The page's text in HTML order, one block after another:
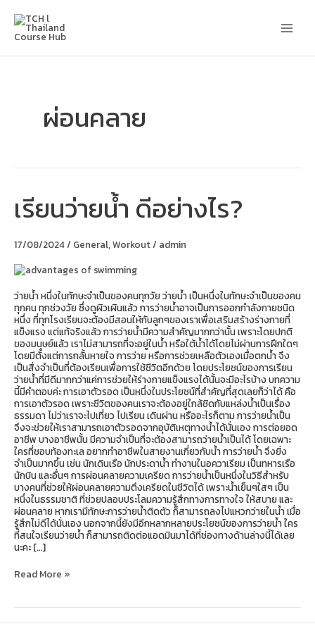
content
ผ่อนคลาย
เรียนว่ายน้ำ ดีอย่างไร?
17/08/2024/ General,Workout/ admin
ว่ายน้ำ หนึ่งในทักษะจำเป็นของคนทุกวัย ว่ายน้ำ เป็นหนึ่งในทักษะจำเป็นของคน
ทุกคน ทุกช่วงวัย ซึ่งดูผิวเผินแล้ว การว่ายน้ำอาจเป็นการออกกำลังกายชนิด
หนึ่ง ที่ทุกโรงเรียนจะต้องมีสอนให้กับลูกๆของเราเพื่อเสริมสร้างร่างกายที่
แข็งแรง แต่แท้จริงแล้ว การว่ายน้ำมีความสำคัญมากกว่านั้น เพราะโดยปกติ
ของมนุษย์แล้ว เราไม่สามารถที่จะอยู่ในน้ำ หรือใต้น้ำได้โดยไม่ผ่านการฝึกใดๆ
โดยมีตั้งแต่การกลั้นหายใจ การว่าย หรือการช่วยเหลือตัวเองเมื่อตกน้ำ จึง
เป็นสิ่งจำเป็นที่ต้องเรียนเพื่อการใช้ชีวิตอีกด้วย โดยประโยชน์ของการเรียน
ว่ายน้ำที่มีดีมากกว่าแค่การช่วยให้ร่างกายแข็งแรงได้นั้นจะมีอะไรบ้าง บทความ
นี้มีคำตอบค่ะ การเอาตัวรอด เป็นหนึ่งในประโยชน์ที่สำคัญที่สุดเลยก็ว่าได้ คือ
การเอาตัวรอด เพราะชีวิตของคนเราจะต้องอยู่ใกล้ชิดกับแหล่งน้ำเป็นเรื่อง
ธรรมดา ไม่ว่าเราจะไปเที่ยว ไปเรียน เดินผ่าน หรืออะไรก็ตาม การว่ายน้ำเป็น
จึงจะช่วยให้เราสามารถเอาตัวรอดจากอุบัติเหตุทางน้ำได้นั่นเอง การต่อยอด
อาชีพ บางอาชีพนั้น มีความจำเป็นที่จะต้องสามารถว่ายน้ำเป็นได้ โดยเฉพาะ
ใครที่ชอบท้องทะเล อยากทำอาชีพในสายงานเกี่ยวกับน้ำ การว่ายน้ำ จึงยิ่ง
จำเป็นมากขึ้น เช่น นักเดินเรือ นักประดาน้ำ ทำงานในอควาเรียม เป็นทหารเรือ
นักบิน และอื่นๆ การผ่อนคลายความเครียด การว่ายน้ำเป็นหนึ่งในวิธีสำหรับ
บางคนที่ช่วยให้ผ่อนคลายความตึงเครียดในชีวิตได้ เพราะน้ำเย็นๆใสๆ เป็น
หนึ่งในธรรมชาติ ที่ช่วยปลอบประโลมความรู้สึกทางการทางใจ ให้สบาย และ
ผ่อนคลาย หากเรามีทักษะการว่ายน้ำติดตัว ก็สามารถลงไปแหวกว่ายในน้ำ เมื่อ
รู้สึกไม่ดีได้นั่นเอง นอกจากนี้ยังมีอีกหลากหลายประโยชน์ของการว่ายน้ำ ใคร
ที่สนใจเรียนว่ายน้ำ ก็สามารถติดต่อแอดมินมาได้ที่ช่องทางด้านล่างนี้ได้เลย
นะคะ […]
เรียน
ว่าย
น้ำ
อย่างไร?
Read More »